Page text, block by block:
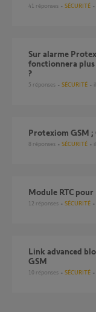
41 réponses SÉCURITÉ
sur alarme Protexial IO est il vrais que le module GSM ne
fonctionnera
?
5 réponses SÉCURITÉ
Protexiom GSM
8 réponses SÉCURITÉ
Module RTC
12 réponses SÉCURITÉ
Link advanced bloqué alarme allumée et ne capte plus
GSM
10 réponses SÉCURITÉ